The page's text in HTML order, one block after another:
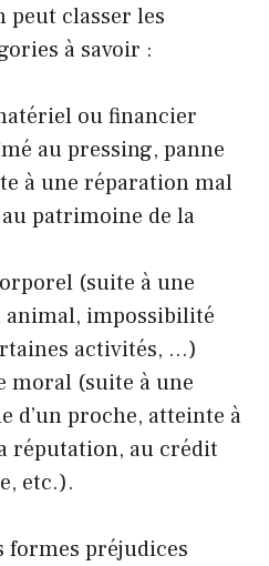
peut classer les
à savoir :
ou financier
au pressing, panne
à une réparation mal
patrimoine de la
(suite à une
animal, impossibilité
activités, …)
moral (suite à une
d’un proche, atteinte à
réputation, au crédit
etc.).
formes préjudices